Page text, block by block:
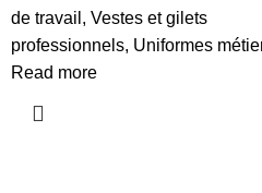
de travail , Vestes et gilets
professionnels, Uniformes
Read more